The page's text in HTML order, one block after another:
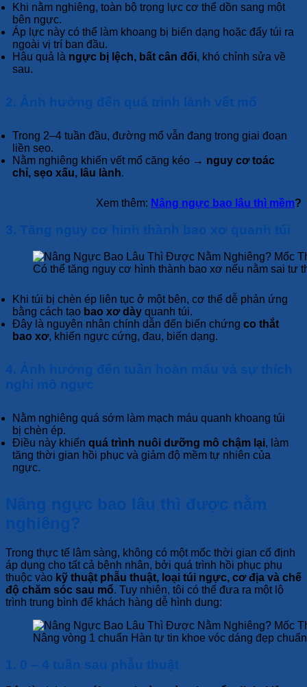
Khi nằm nghiêng, toàn bộ trọng lực cơ thể dồn sang một
bên ngực.
Áp lực này có thể làm khoang bị biến dạng hoặc đẩy túi ra
ngoài vị trí ban đầu.
Hậu quả là ngực bị lệch, bất cân đối, khó chỉnh sửa về
sau.
2. Ảnh hưởng đến quá trình lành vết mổ
Trong 2–4 tuần đầu, đường mổ vẫn đang trong giai đoạn
liền sẹo.
Nằm nghiêng khiến vết mổ căng kéo → nguy cơ toác
chỉ, sẹo xấu, lâu lành.
Xem thêm: Nâng ngực bao lâu thì mềm?
3. Tăng nguy cơ hình thành bao xơ quanh túi
Có thể tăng nguy cơ hình thành bao xơ nếu nằm sai tư
Khi túi bị chèn ép liên tục ở một bên, cơ thể dễ phản ứng
bằng cách tạo bao xơ dày quanh túi.
Đây là nguyên nhân chính dẫn đến biến chứng co thắt
bao xơ, khiến ngực cứng, đau, biến dạng.
4. Ảnh hưởng đến tuần hoàn máu và sự thích
nghi mô ngực
Nằm nghiêng quá sớm làm mạch máu quanh khoang túi
bị chèn ép.
Điều này khiến quá trình nuôi dưỡng mô chậm lại, làm
tăng thời gian hồi phục và giảm độ mềm tự nhiên của
ngực.
Nâng ngực bao lâu thì được nằm
nghiêng?
Trong thực tế lâm sàng, không có một mốc thời gian cố định
áp dụng cho tất cả bệnh nhân, bởi quá trình hồi phục phụ
thuộc vào kỹ thuật phẫu thuật, loại túi ngực, cơ địa và chế
độ chăm sóc sau mổ. Tuy nhiên, tôi có thể đưa ra một lộ
trình trung bình để khách hàng dễ hình dung:
Nâng vòng 1 chuẩn Hàn tự tin khoe vóc dáng đẹp
1. 0 – 4 tuần sau phẫu thuật